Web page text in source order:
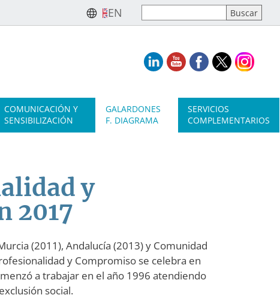
EN
COMUNICACIÓN Y
SENSIBILIZACIÓN
GALARDONES
F. DIAGRAMA
SERVICIOS
COMPLEMENTARIOS
y
2017
(2011), Andalucía (2013) y Comunidad
y Compromiso se celebra en
a trabajar en el año 1996 atendiendo
social.